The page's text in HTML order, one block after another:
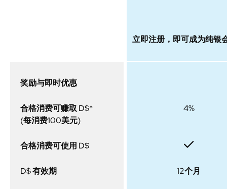
立即注册，即可成为纯银
奖励与即时优惠
合格消费可赚取 D$*
(每消费100美元)
4%
合格消费可使用 D$
D$ 有效期 12个月